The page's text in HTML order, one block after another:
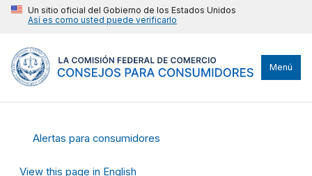
Un sitio oficial del Gobierno de los Estados Unidos
Así es como usted puede verificarlo
Menú
Alertas para consumidores
View this page in English